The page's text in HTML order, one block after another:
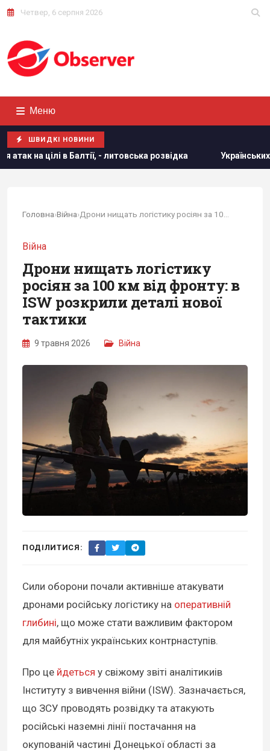
Четвер, 6 серпня 2026
Меню
ШВИДКІ НОВИНИ
- литовська розвідка Українських чоловіків
Головна›Війна›
Війна
Дрони нищать логістику
росіян за 100 км від фронту: в
ISW розкрили деталі нової
тактики
9 травня 2026 Війна
ПОДІЛИТИСЯ:
Сили оборони почали активніше атакувати
дронами російську логістику на оперативній
глибині, що може стати важливим фактором
для майбутніх українських контрнаступів.
Про це йдеться у свіжому звіті аналітикиів
Інституту з вивчення війни (ISW). Зазначається,
що ЗСУ проводять розвідку та атакують
російські наземні лінії постачання на
окупованій частині Донецької області за